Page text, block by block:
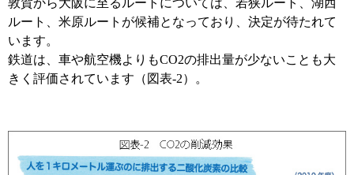
敦賀から大阪に至るルートについては、若狭ルート、湖西
ルート、米原ルートが候補となっており、決定が待たれて
います。
鉄道は、車や航空機よりもCO2の排出量が少ないことも大
きく評価されています（図表-2）。